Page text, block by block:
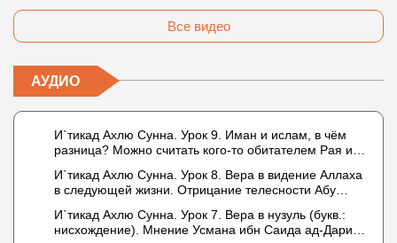
Все видео
АУДИО
И`тикад Ахлю Сунна. Урок 9. Иман и ислам, в чём
разница? Можно считать кого-то обитателем Рая или
И`тикад Ахлю Сунна. Урок 8. Вера в видение Аллаха
в следующей жизни. Отрицание телесности Абу
Усмана ибн Саида ад-Дарими. Иман – это слова,
дела и познание
И`тикад Ахлю Сунна. Урок 7. Вера в нузуль (букв.:
нисхождение). Мнение Усмана ибн Саида ад-Дарими